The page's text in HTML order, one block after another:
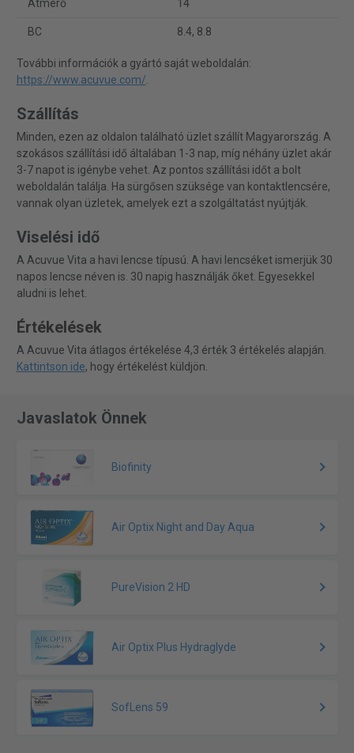
Átmérő 14
BC 8.4, 8.8
További információk a gyártó saját weboldalán:
https://www.acuvue.com/.
Szállítás
Minden, ezen az oldalon található üzlet szállít Magyarország. A
szokásos szállítási idő általában 1-3 nap, míg néhány üzlet akár
3-7 napot is igénybe vehet. Az pontos szállítási időt a bolt
weboldalán találja. Ha sürgősen szüksége van kontaktlencsére,
vannak olyan üzletek, amelyek ezt a szolgáltatást nyújtják.
Viselési idő
A Acuvue Vita a havi lencse típusú. A havi lencséket ismerjük 30
napos lencse néven is. 30 napig használják őket. Egyesekkel
aludni is lehet.
Értékelések
A Acuvue Vita átlagos értékelése 4,3 érték 3 értékelés alapján.
Kattintson ide, hogy értékelést küldjön.
Javaslatok Önnek
Biofinity
Air Optix Night and Day Aqua
PureVision 2 HD
Air Optix Plus Hydraglyde
SofLens 59